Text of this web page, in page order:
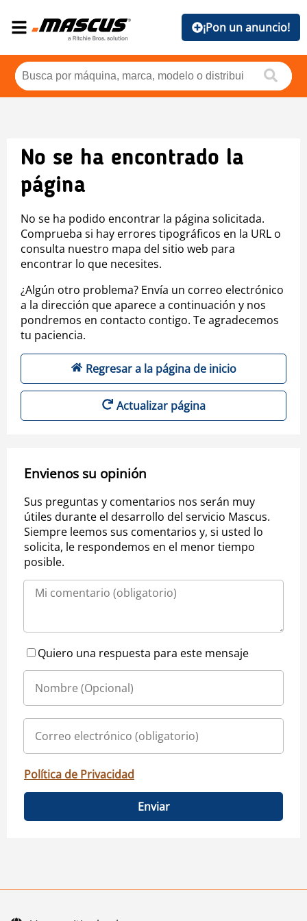
¡Pon un anuncio!
No se ha encontrado la
página
No se ha podido encontrar la página solicitada.
Comprueba si hay errores tipográficos en la URL o
consulta nuestro mapa del sitio web para
encontrar lo que necesites.
¿Algún otro problema? Envía un correo electrónico
a la dirección que aparece a continuación y nos
pondremos en contacto contigo. Te agradecemos
tu paciencia.
Regresar a la página de inicio
Actualizar página
Envienos su opinión
Sus preguntas y comentarios nos serán muy
útiles durante el desarrollo del servicio Mascus.
Siempre leemos sus comentarios y, si usted lo
solicita, le respondemos en el menor tiempo
posible.
Quiero una respuesta para este mensaje
Política de Privacidad
Enviar